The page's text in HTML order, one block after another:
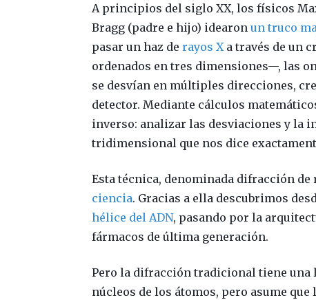
A principios del siglo XX, los físicos
Bragg (padre e hijo) idearonun truco
pasar un haz derayos X a través de un
ordenados en tres dimensiones—, las
se desvían en múltiples direcciones,
detector. Mediante cálculos
inverso: analizar las desviaciones y la
tridimensional que nos dice
Esta técnica, denominada difracción
ciencia. Gracias a ella descubrimos
hélice del ADN, pasando por la
fármacos de última generación.
Pero la difracción tradicional tiene una
núcleos de los átomos, pero asume